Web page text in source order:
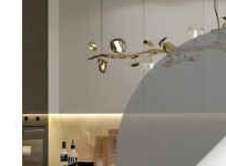
hviezdičiek.